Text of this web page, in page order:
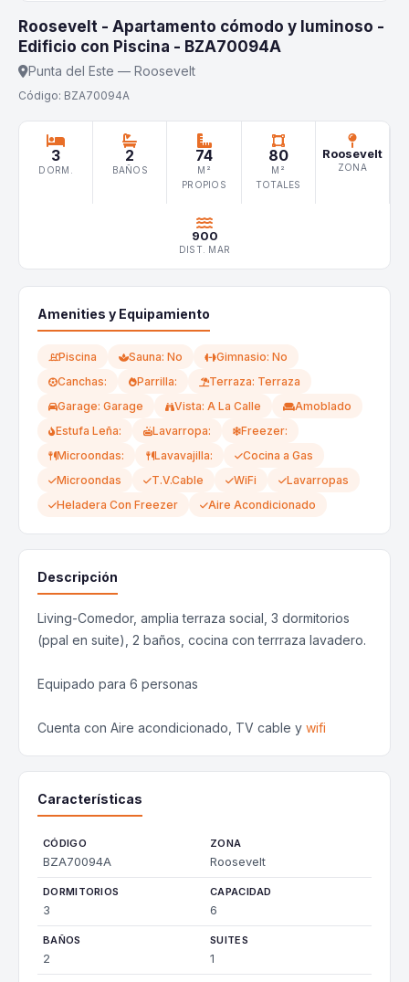
Roosevelt - Apartamento cómodo y luminoso -
Edificio con Piscina - BZA70094A
Punta del Este — Roosevelt
Código: BZA70094A
3
DORM.
2
BAÑOS
74
M²
PROPIOS
80
M²
TOTALES
Roosevelt
ZONA
900
DIST. MAR
Amenities y Equipamiento
Piscina Sauna: No
Gimnasio: No
Canchas:
Parrilla:
Terraza: Terraza
Garage: Garage
Vista: A La Calle
Amoblado
Estufa Leña:
Lavarropa:
Freezer:
Microondas:
Lavavajilla:
Cocina a Gas
Microondas
T.V.Cable WiFi
Lavarropas
Heladera Con Freezer
Aire Acondicionado
Descripción
Living-Comedor, amplia terraza social, 3 dormitorios
(ppal en suite), 2 baños, cocina con terrraza lavadero.
Equipado para 6 personas
Cuenta con Aire acondicionado, TV cable y wifi
Características
CÓDIGO
BZA70094A
ZONA
Roosevelt
DORMITORIOS
3
CAPACIDAD
6
BAÑOS
2
SUITES
1